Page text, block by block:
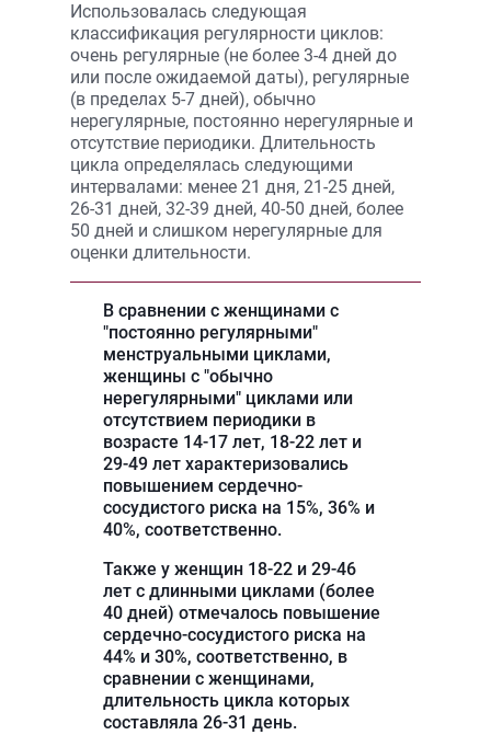
Использовалась следующая
классификация регулярности циклов:
очень регулярные (не более 3-4 дней до
или после ожидаемой даты), регулярные
(в пределах 5-7 дней), обычно
нерегулярные, постоянно нерегулярные и
отсутствие периодики. Длительность
цикла определялась следующими
интервалами: менее 21 дня, 21-25 дней,
26-31 дней, 32-39 дней, 40-50 дней, более
50 дней и слишком нерегулярные для
оценки длительности.
В сравнении с женщинами с
"постоянно регулярными"
менструальными циклами,
женщины с "обычно
нерегулярными" циклами или
отсутствием периодики в
возрасте 14-17 лет, 18-22 лет и
29-49 лет характеризовались
повышением сердечно-
сосудистого риска на 15%, 36% и
40%, соответственно.
Также у женщин 18-22 и 29-46
лет с длинными циклами (более
40 дней) отмечалось повышение
сердечно-сосудистого риска на
44% и 30%, соответственно, в
сравнении с женщинами,
длительность цикла которых
составляла 26-31 день.